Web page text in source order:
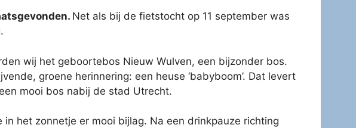
Net als bij de fietstocht op 11 september was
wij het geboortebos Nieuw Wulven, een bijzonder bos.
groene herinnering: een heuse ‘babyboom’. Dat levert
mooi bos nabij de stad Utrecht.
het zonnetje er mooi bijlag. Na een drinkpauze richting